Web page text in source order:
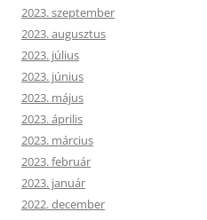
2023. szeptember
2023. augusztus
2023. július
2023. június
2023. május
2023. április
2023. március
2023. február
2023. január
2022. december